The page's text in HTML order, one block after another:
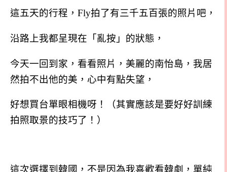
這五天的行程，Fly拍了有三千五百張的照片吧，
沿路上我都呈現在「亂按」的狀態，
今天一回到家，看看照片，美麗的南怡島，我居
然拍不出他的美，心中有點失望，
好想買台單眼相機呀！
（其實應該是要好好訓練
拍照取景的技巧了！）
這次選擇到韓國，不是因為我喜歡看韓劇，單純